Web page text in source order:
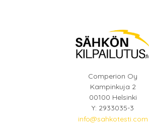
Comperion Oy
Kampinkuja 2
00100 Helsinki
Y: 2933035-3
info@sahkotesti.com